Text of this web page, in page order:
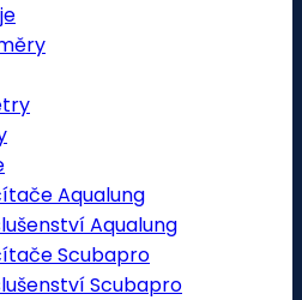
Aqualung
Aqualung
Scubapro
Scubapro